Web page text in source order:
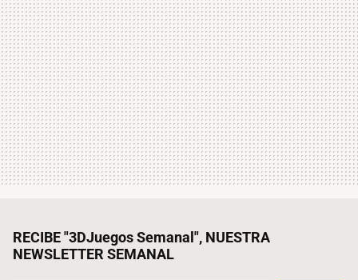
RECIBE "3DJuegos Semanal", NUESTRA
NEWSLETTER SEMANAL